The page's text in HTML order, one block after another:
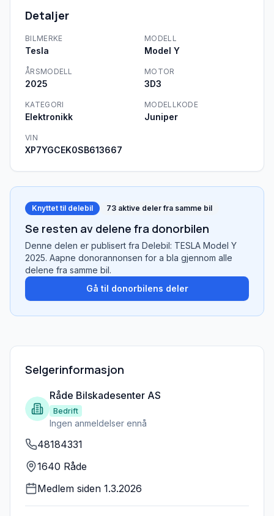
Detaljer
BILMERKE
Tesla
MODELL
Model Y
ÅRSMODELL
2025
MOTOR
3D3
KATEGORI
Elektronikk
MODELLKODE
Juniper
VIN
XP7YGCEK0SB613667
Knyttet til delebil 73 aktive deler fra samme bil
Se resten av delene fra donorbilen
Denne delen er publisert fra Delebil: TESLA Model Y
2025. Aapne donorannonsen for a bla gjennom alle
delene fra samme bil.
Gå til donorbilens deler
Selgerinformasjon
Råde Bilskadesenter AS
Bedrift
Ingen anmeldelser ennå
48184331
1640 Råde
Medlem siden 1.3.2026